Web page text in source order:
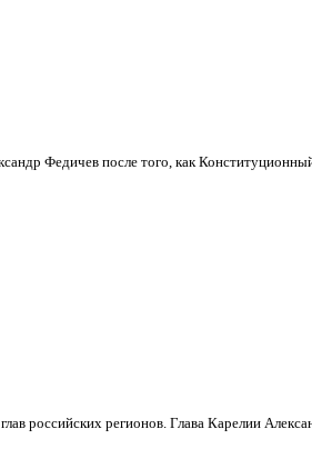
Федичев после того, как
российских регионов. Глава Карелии